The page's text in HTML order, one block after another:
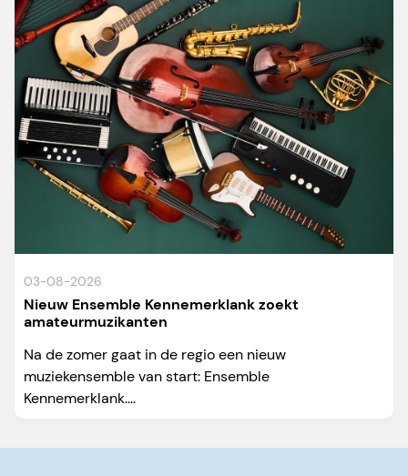
03-08-2026
Nieuw Ensemble Kennemerklank zoekt
amateurmuzikanten
Na de zomer gaat in de regio een nieuw
muziekensemble van start: Ensemble
Kennemerklank....